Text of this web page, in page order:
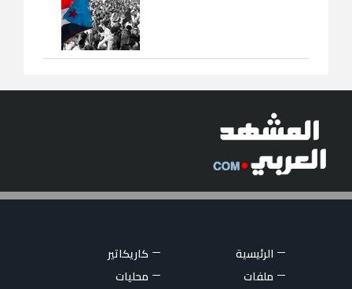
الرئيسية
كاريكاتير
ملفات
محليات